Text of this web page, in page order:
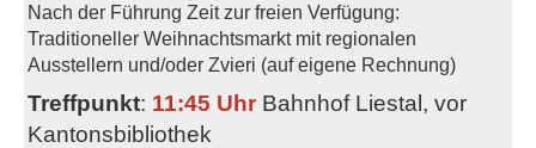
Nach der Führung Zeit zur freien Verfügung:
Traditioneller Weihnachtsmarkt mit regionalen
Ausstellern und/oder Zvieri (auf eigene Rechnung)
Treffpunkt: 11:45 Uhr Bahnhof Liestal, vor
Kantonsbibliothek